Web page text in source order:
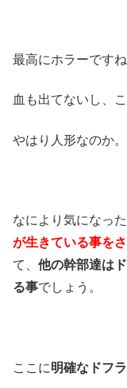
最高にホラーですね
血も出てないし、
やはり人形なのか。
なにより気になっ
が生きている事を
て、 他の幹部達は
る事でしょう。
ここに明確なドフ